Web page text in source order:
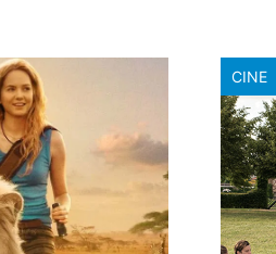
CINE